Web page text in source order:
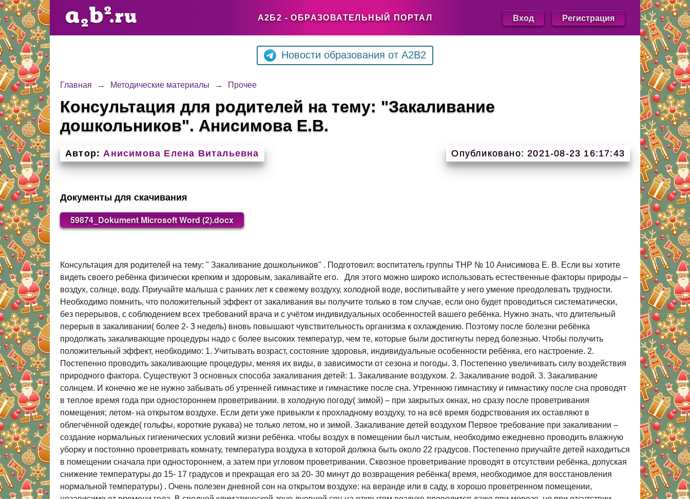
А2Б2 - ОБРАЗОВАТЕЛЬНЫЙ ПОРТАЛ Вход Регистрация
Новости образования от A2B2
Главная → Методические материалы → Прочее
Консультация для родителей на тему: "Закаливание
дошкольников". Анисимова Е.В.
Автор: Анисимова Елена Витальевна Опубликовано: 2021-08-23 16:17:43
Документы для скачивания
59874_Dokument Microsoft Word (2).docx
Консультация для родителей на тему: " Закаливание дошкольников" . Подготовил: воспитатель группы ТНР № 10 Анисимова Е. В. Если вы хотите
видеть своего ребёнка физически крепким и здоровым, закаливайте его. Для этого можно широко использовать естественные факторы природы –
воздух, солнце, воду. Приучайте малыша с ранних лет к свежему воздуху, холодной воде, воспитывайте у него умение преодолевать трудности.
Необходимо помнить, что положительный эффект от закаливания вы получите только в том случае, если оно будет проводиться систематически,
без перерывов, с соблюдением всех требований врача и с учётом индивидуальных особенностей вашего ребёнка. Нужно знать, что длительный
перерыв в закаливании( более 2- 3 недель) вновь повышают чувствительность организма к охлаждению. Поэтому после болезни ребёнка
продолжать закаливающие процедуры надо с более высоких температур, чем те, которые были достигнуты перед болезнью. Чтобы получить
положительный эффект, необходимо: 1. Учитывать возраст, состояние здоровья, индивидуальные особенности ребёнка, его настроение. 2.
Постепенно проводить закаливающие процедуры, меняя их виды, в зависимости от сезона и погоды. 3. Постепенно увеличивать силу воздействия
природного фактора. Существуют 3 основных способа закаливания детей: 1. Закаливание воздухом. 2. Закаливание водой. 3. Закаливание
солнцем. И конечно же не нужно забывать об утренней гимнастике и гимнастике после сна. Утреннюю гимнастику и гимнастику после сна проводят
в теплое время года при одностороннем проветривании. в холодную погоду( зимой) – при закрытых окнах, но сразу после проветривания
помещения; летом- на открытом воздухе. Если дети уже привыкли к прохладному воздуху, то на всё время бодрствования их оставляют в
облегчённой одежде( гольфы, короткие рукава) не только летом, но и зимой. Закаливание детей воздухом Первое требование при закаливании –
создание нормальных гигиенических условий жизни ребёнка. чтобы воздух в помещении был чистым, необходимо ежедневно проводить влажную
уборку и постоянно проветривать комнату, температура воздуха в которой должна быть около 22 градусов. Постепенно приучайте детей находиться
в помещении сначала при одностороннем, а затем при угловом проветривании. Сквозное проветривание проводят в отсутствии ребёнка, допуская
снижение температуры до 15- 17 градусов и прекращая его за 20- 30 минут до возвращения ребёнка( время, необходимое для восстановления
нормальной температуры) . Очень полезен дневной сон на открытом воздухе: на веранде или в саду, в хорошо проветренном помещении,